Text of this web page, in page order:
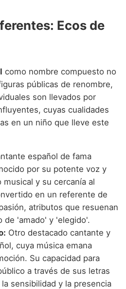
Ecos de
como nombre compuesto no
públicas de renombre,
son llevados por
cuyas cualidades
en un niño que lleve este
español de fama
por su potente voz y
musical y su cercanía al
en un referente de
atributos que resuenan
de 'amado' y 'elegido'.
Otro destacado cantante y
cuya música emana
Su capacidad para
a través de sus letras
sensibilidad y la presencia